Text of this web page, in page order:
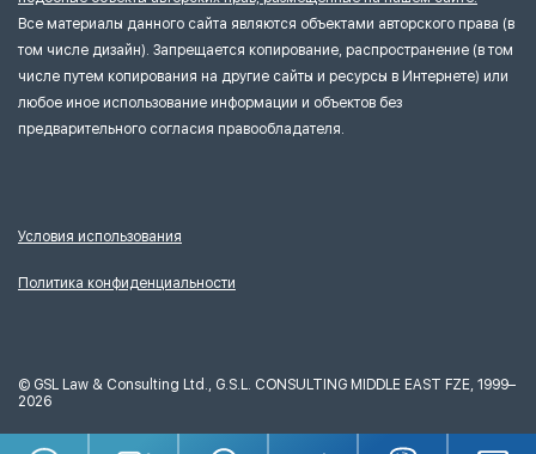
Все материалы данного сайта являются объектами авторского права (в
том числе дизайн). Запрещается копирование, распространение (в том
числе путем копирования на другие сайты и ресурсы в Интернете) или
любое иное использование информации и объектов без
предварительного согласия правообладателя.
Условия использования
Политика конфиденциальности
© GSL Law & Consulting Ltd., G.S.L. CONSULTING MIDDLE EAST FZE, 1999–
2026